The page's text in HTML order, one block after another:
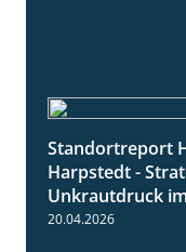
Standortreport
Harpstedt -
Unkrautdruck
20.04.2026